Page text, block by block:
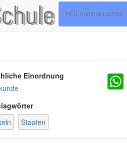
NEU: materials.school
Einordnung
Staaten